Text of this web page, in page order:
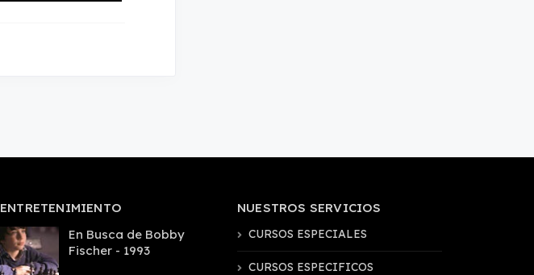
ENTRETENIMIENTO
En Busca de Bobby
Fischer - 1993
NUESTROS SERVICIOS
CURSOS ESPECIALES
CURSOS ESPECIFICOS